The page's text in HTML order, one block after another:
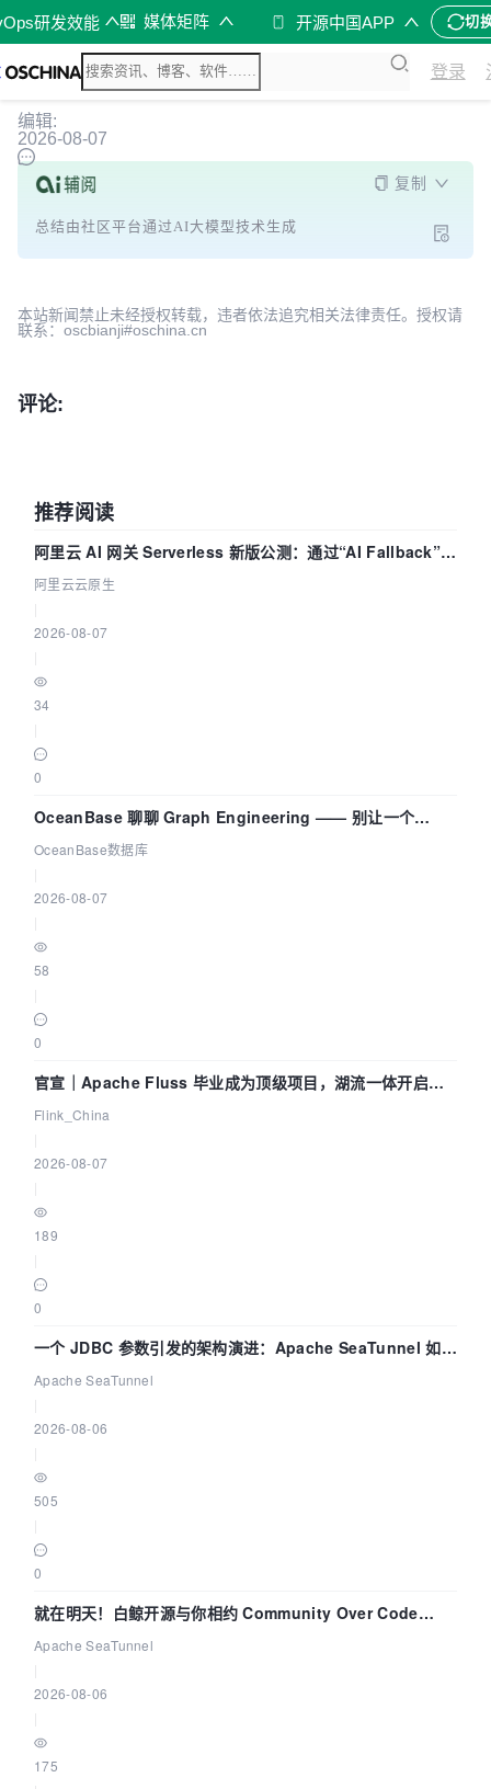
研发效能 媒体矩阵 开源中国APP 切
登录
编辑:
2026-08-07
复制
总结由社区平台通过AI大模型技术生成
本站新闻禁止未经授权转载，违者依法追究相关法律责任。授权请
联系：oscbianji#oschina.cn
评论:
推荐阅读
阿里云 AI 网关 Serverless 新版公测：通过“AI Fallback”与
拓扑可视化构建 AI 流量治理底座
阿里云云原生
2026-08-07
34
0
OceanBase 聊聊 Graph Engineering —— 别让一个
Agent 既当运动员又
OceanBase数据库
2026-08-07
58
0
官宣｜Apache Fluss 毕业成为顶级项目，湖流一体开启
Agentic Lake 全面实时化时代
Flink_China
2026-08-07
189
0
一个 JDBC 参数引发的架构演进：Apache SeaTunnel 如何
解决数据同步中的“定时 Flush”难题
Apache SeaTunnel
2026-08-06
505
0
就在明天！白鲸开源与你相约 Community Over Code
Asia 2026 主题演讲！
Apache SeaTunnel
2026-08-06
175